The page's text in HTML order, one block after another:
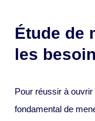
Étude de
les
Pour réussir à
fondamental de